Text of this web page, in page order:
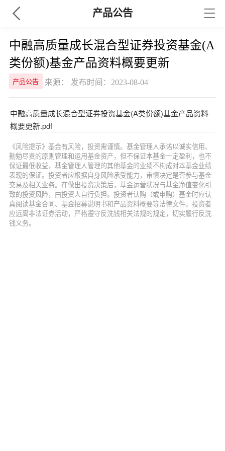
产品公告
中融高质量成长混合型证券投资基金(A
类份额)基金产品资料概要更新
产品公告 来源： 发布时间：2023-08-04
中融高质量成长混合型证券投资基金(A类份额)基金产品资料
概要更新.pdf
《风险提示》基金有风险，投资需谨慎。基金管理人承诺以诚实信用、
勤勉尽责的原则管理和运用基金资产，但不保证本基金一定盈利，也不
保证最低收益，基金管理人管理的其他基金的业绩不构成对本基金业绩
表现的保证。投资者应根据自身风险承受能力，审慎决定是否参与基金
交易及相关业务。在做出投资决策后，基金运营状况与基金净值变化引
致的投资风险，由投资人自行负担。投资者认购（或申购）基金时应认
真阅读基金合同、基金招募说明书和产品资料概要等法律文件。投资者
应远离非法证券活动，严格遵守反洗钱相关法规的规定，切实履行反洗
钱义务。